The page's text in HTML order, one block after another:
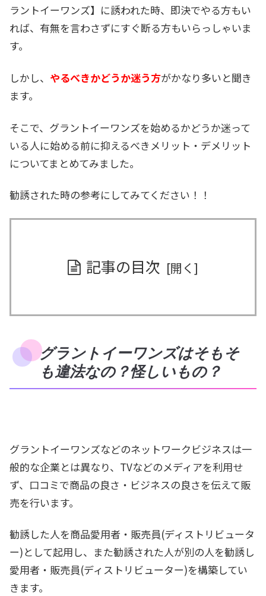
ラントイーワンズ】に誘われた時、即決でやる方もい
れば、有無を言わさずにすぐ断る方もいらっしゃいま
す。
しかし、 やるべきかどうか迷う方がかなり多いと聞き
ます。
そこで、グラントイーワンズを始めるかどうか迷って
いる人に始める前に抑えるべきメリット・デメリット
についてまとめてみました。
勧誘された時の参考にしてみてください！！
記事の目次
グラントイーワンズはそもそ
も違法なの？怪しいもの？
グラントイーワンズなどのネットワークビジネスは一
般的な企業とは異なり、TVなどのメディアを利用せ
ず、口コミで商品の良さ・ビジネスの良さを伝えて販
売を行います。
勧誘した人を商品愛用者・販売員(ディストリビュータ
ー)として起用し、また勧誘された人が別の人を勧誘し
愛用者・販売員(ディストリビューター)を構築してい
きます。